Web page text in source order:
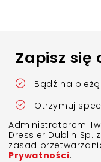
Zapisz się
Bądź na
Otrzymuj
Administratorem
Dressler Dublin Sp.
zasad
Prywatności.